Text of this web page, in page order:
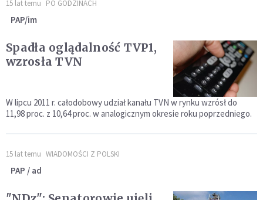
15 lat temu PO GODZINACH
PAP/im
Spadła oglądalność TVP1,
wzrosła TVN
W lipcu 2011 r. całodobowy udział kanału TVN w rynku wzrósł do
11,98 proc. z 10,64 proc. w analogicznym okresie roku poprzedniego.
15 lat temu WIADOMOŚCI Z POLSKI
PAP / ad